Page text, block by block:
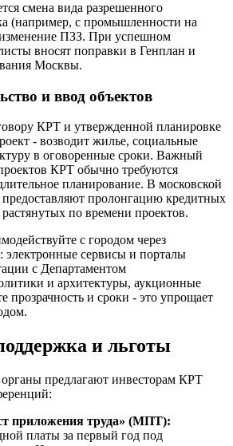
смена вида разрешенного
(например, с промышленности на
ПЗЗ. При успешном
вносят поправки в Генплан и
Москвы.
и ввод объектов
КРТ и утвержденной планировке
- возводит жилье, социальные
в оговоренные сроки. Важный
КРТ обычно требуются
планирование. В московской
предоставляют пролонгацию кредитных
по времени проектов.
с городом через
сервисы и порталы
с Департаментом
и архитектуры, аукционные
прозрачность и сроки - это упрощает
и льготы
предлагают инвесторам КРТ
приложения труда» (МПТ):
платы за первый год под